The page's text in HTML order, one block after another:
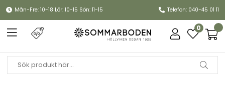
Mån-Fre: 10-18 Lör: 10-15 Sön: 11-15 Telefon: 040-45 01 11
0